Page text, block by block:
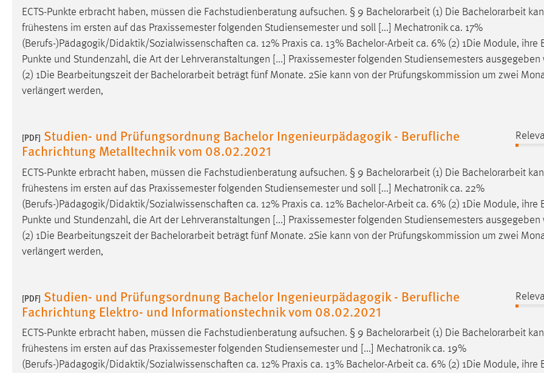
ECTS-Punkte erbracht haben, müssen die Fachstudienberatung aufsuchen. § 9 Bachelorarbeit (1) Die Bachelorarbeit
frühestens im ersten auf das Praxissemester folgenden Studiensemester und soll [...] Mechatronik ca. 17%
(Berufs-)Pädagogik/Didaktik/Sozialwissenschaften ca. 12% Praxis ca. 13% Bachelor-Arbeit ca. 6% (2) 1Die Module, ihre
Punkte und Stundenzahl, die Art der Lehrveranstaltungen [...] Praxissemester folgenden Studiensemesters ausgegeben
(2) 1Die Bearbeitungszeit der Bachelorarbeit beträgt fünf Monate. 2Sie kann von der Prüfungskommission um zwei
verlängert werden,
[PDF] Studien- und Prüfungsordnung Bachelor Ingenieurpädagogik - Berufliche
Fachrichtung Metalltechnik vom 08.02.2021
ECTS-Punkte erbracht haben, müssen die Fachstudienberatung aufsuchen. § 9 Bachelorarbeit (1) Die Bachelorarbeit
frühestens im ersten auf das Praxissemester folgenden Studiensemester und soll [...] Mechatronik ca. 22%
(Berufs-)Pädagogik/Didaktik/Sozialwissenschaften ca. 12% Praxis ca. 12% Bachelor-Arbeit ca. 6% (2) 1Die Module, ihre
Punkte und Stundenzahl, die Art der Lehrveranstaltungen [...] Praxissemester folgenden Studiensemesters ausgegeben
(2) 1Die Bearbeitungszeit der Bachelorarbeit beträgt fünf Monate. 2Sie kann von der Prüfungskommission um zwei
verlängert werden,
[PDF] Studien- und Prüfungsordnung Bachelor Ingenieurpädagogik - Berufliche
Fachrichtung Elektro- und Informationstechnik vom 08.02.2021
ECTS-Punkte erbracht haben, müssen die Fachstudienberatung aufsuchen. § 9 Bachelorarbeit (1) Die Bachelorarbeit
frühestens im ersten auf das Praxissemester folgenden Studiensemester und [...] Mechatronik ca. 19%
(Berufs-)Pädagogik/Didaktik/Sozialwissenschaften ca. 12% Praxis ca. 13% Bachelor-Arbeit ca. 6% (2) 1Die Module, ihre
Name: site-language-preference
Zweck:
Das Cookie speichert die gewählte
Sprache der Website.
Cookie Laufzeit:
mibew_locale, mibew-chat-frame-style-
5e9dbeb1811c0446
Zweck:
Wird benötigt um die Chatfunktion
nutzen zu können.
Cookie Laufzeit:
MibewSessionID, mibew-chat-frame-
style-5e9dbeb1811c0446 =
Sitzungslaufzeit, mibew_locale = 3
Name: fe_user, be_user, be_lastLoginProvider
Zweck:
Dieser Cookie ist notwendig um sich an
der Website einloggen zu können.
Cookie Laufzeit: 24 Stunden